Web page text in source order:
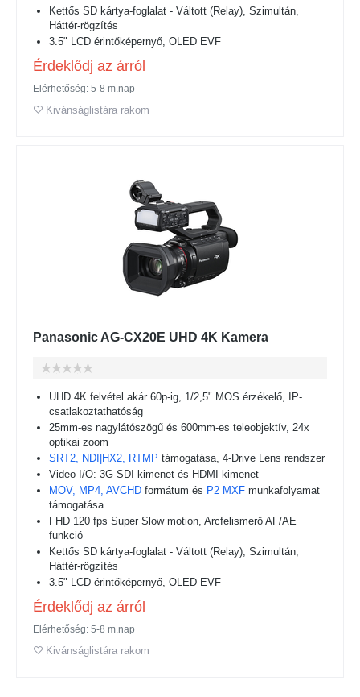
Kettős SD kártya-foglalat - Váltott (Relay), Szimultán,
Háttér-rögzítés
3.5" LCD érintőképernyő, OLED EVF
Érdeklődj az árról
Elérhetőség: 5-8 m.nap
Kivánságlistára rakom
Panasonic AG-CX20E UHD 4K Kamera
UHD 4K felvétel akár 60p-ig, 1/2,5" MOS érzékelő, IP-
csatlakoztathatóság
25mm-es nagylátószögű és 600mm-es teleobjektív, 24x
optikai zoom
SRT2, NDI|HX2, RTMP támogatása, 4-Drive Lens rendszer
Video I/O: 3G-SDI kimenet és HDMI kimenet
MOV, MP4, AVCHD formátum és P2 MXF munkafolyamat
támogatása
FHD 120 fps Super Slow motion, Arcfelismerő AF/AE
funkció
Kettős SD kártya-foglalat - Váltott (Relay), Szimultán,
Háttér-rögzítés
3.5" LCD érintőképernyő, OLED EVF
Érdeklődj az árról
Elérhetőség: 5-8 m.nap
Kivánságlistára rakom